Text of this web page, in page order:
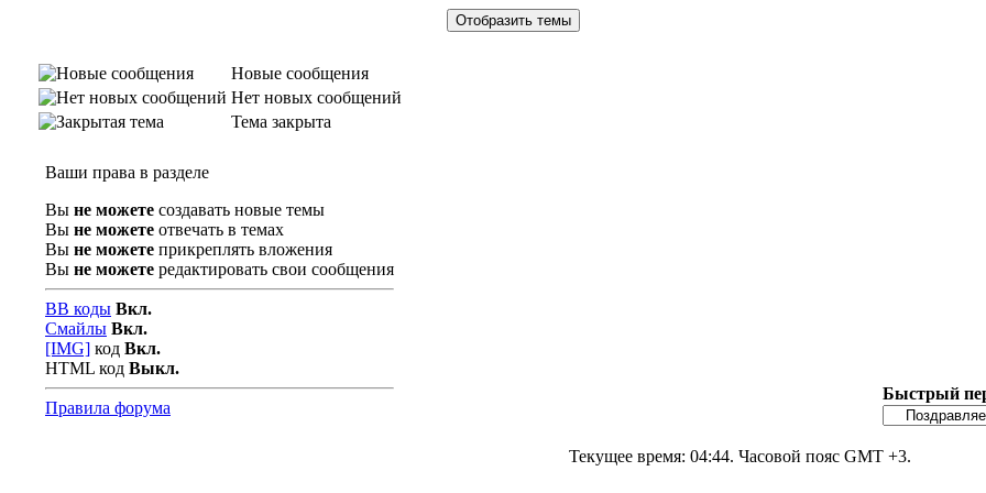
Новые сообщения
Нет новых сообщений
Тема закрыта
Ваши права в разделе
Вы не можете создавать новые темы
Вы не можете отвечать в темах
Вы не можете прикреплять вложения
Вы не можете редактировать свои сообщения
BB коды Вкл.
Смайлы Вкл.
[IMG] код Вкл.
HTML код Выкл.
Правила форума
Быстрый
Текущее время: 04:44. Часовой пояс GMT +3.